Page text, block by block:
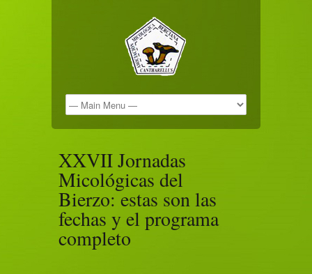
XXVII Jornadas
Micológicas del
Bierzo: estas son las
fechas y el programa
completo